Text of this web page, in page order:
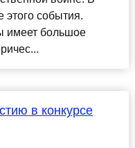
этого события.
имеет большое
в конкурсе